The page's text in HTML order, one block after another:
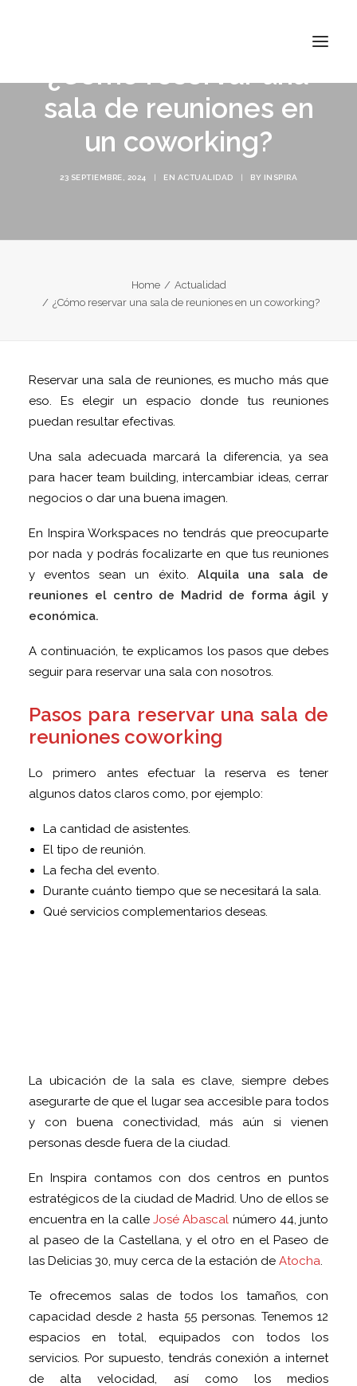
INSPIRA ATOCHA
INSPIRA ABASCAL
TARIFAS
CONTACTO
¿Cómo reservar una
sala de reuniones en
un coworking?
23 SEPTIEMBRE, 2024 | EN ACTUALIDAD | BY INSPIRA
Home
Actualidad
¿Cómo reservar una sala de reuniones en un coworking?
Reservar una sala de reuniones, es mucho más que
eso. Es elegir un espacio donde tus reuniones
puedan resultar efectivas.
Una sala adecuada marcará la diferencia, ya sea
para hacer team building, intercambiar ideas, cerrar
negocios o dar una buena imagen.
En Inspira Workspaces no tendrás que preocuparte
por nada y podrás focalizarte en que tus reuniones
y eventos sean un éxito. Alquila una sala de
reuniones el centro de Madrid de forma ágil y
económica.
A continuación, te explicamos los pasos que debes
seguir para reservar una sala con nosotros.
Pasos para reservar una sala de
reuniones coworking
Lo primero antes efectuar la reserva es tener
algunos datos claros como, por ejemplo:
La cantidad de asistentes.
El tipo de reunión.
La fecha del evento.
Durante cuánto tiempo que se necesitará la sala.
Qué servicios complementarios deseas.
La ubicación de la sala es clave, siempre debes
asegurarte de que el lugar sea accesible para todos
y con buena conectividad, más aún si vienen
personas desde fuera de la ciudad.
En Inspira contamos con dos centros en puntos
estratégicos de la ciudad de Madrid. Uno de ellos se
encuentra en la calle José Abascal número 44, junto
al paseo de la Castellana, y el otro en el Paseo de
las Delicias 30, muy cerca de la estación de Atocha.
Te ofrecemos salas de todos los tamaños, con
capacidad desde 2 hasta 55 personas. Tenemos 12
espacios en total, equipados con todos los
servicios. Por supuesto, tendrás conexión a internet
de alta velocidad, así como los medios